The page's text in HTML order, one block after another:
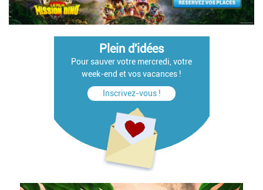
Plein d'idées
Pour sauver votre mercredi, votre
week-end et vos vacances !
Inscrivez-vous !